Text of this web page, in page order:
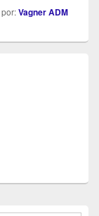
por:Vagner ADM